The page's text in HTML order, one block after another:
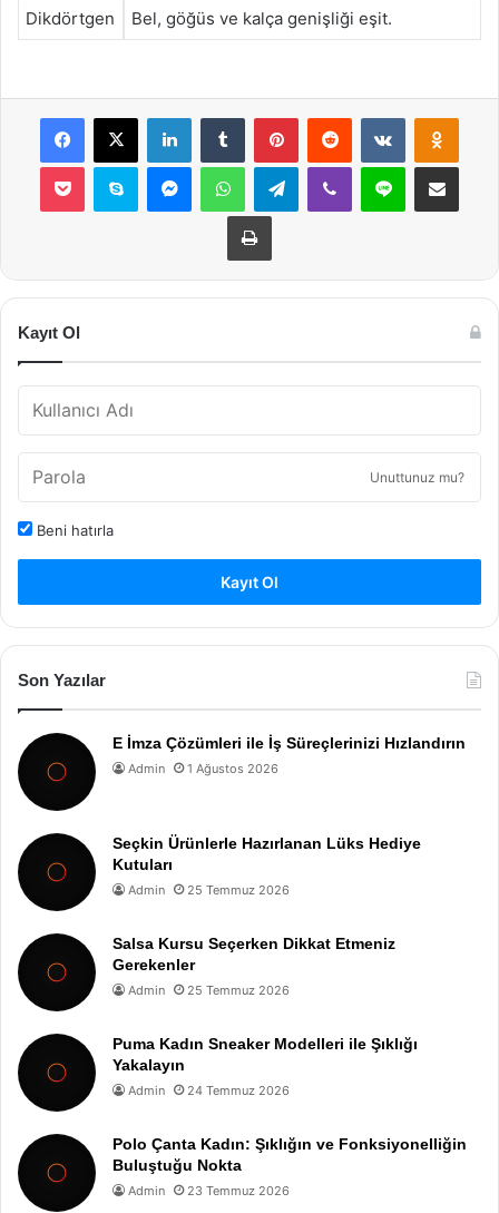
Dikdörtgen Bel, göğüs ve kalça genişliği eşit.
Facebook
X LinkedInTumblr PinterestReddit VKontakte
Pocket Skype MessengerWhatsAppTelegramViber Line E-Posta ile
Yazdır
Kayıt Ol
Unuttunuz mu?
Beni hatırla
Kayıt Ol
Son Yazılar
E İmza Çözümleri ile İş Süreçlerinizi Hızlandırın
Admin 1 Ağustos 2026
Seçkin Ürünlerle Hazırlanan Lüks Hediye
Kutuları
Admin 25 Temmuz 2026
Salsa Kursu Seçerken Dikkat Etmeniz
Gerekenler
Admin 25 Temmuz 2026
Puma Kadın Sneaker Modelleri ile Şıklığı
Yakalayın
Admin 24 Temmuz 2026
Polo Çanta Kadın: Şıklığın ve Fonksiyonelliğin
Buluştuğu Nokta
Admin 23 Temmuz 2026